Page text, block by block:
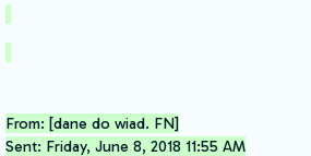
From: [dane do wiad. FN]
Sent: Friday, June 8, 2018 11:55 AM